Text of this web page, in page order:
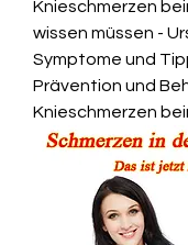
Knieschmerzen
wissen müssen -
Symptome und
Prävention und
Knieschmerzen